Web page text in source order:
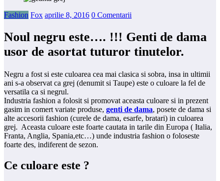
Fashion Fox aprilie 8, 2016 0 Comentarii
Noul negru este…. !!! Genti de dama
usor de asortat tuturor tinutelor.
Negru a fost si este culoarea cea mai clasica si sobra, insa in ultimii
ani s-a observat ca grej (denumit si Taupe) este o culoare la fel de
versatila ca si negrul.
Industria fashion a folosit si promovat aceasta culoare si in prezent
gasim in comert variate produse, genti de dama, posete de dama si
alte accesorii fashion (curele de dama, esarfe, bratari) in culoarea
grej. Aceasta culoare este foarte cautata in tarile din Europa ( Italia,
Franta, Anglia, Spania,etc…) unde industria fashion o foloseste
foarte des, indiferent de sezon.
Ce culoare este ?